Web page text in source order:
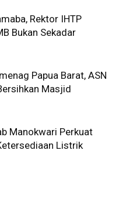
Rektor IHTP
Bukan Sekadar
Papua Barat, ASN
Masjid
Manokwari Perkuat
Listrik